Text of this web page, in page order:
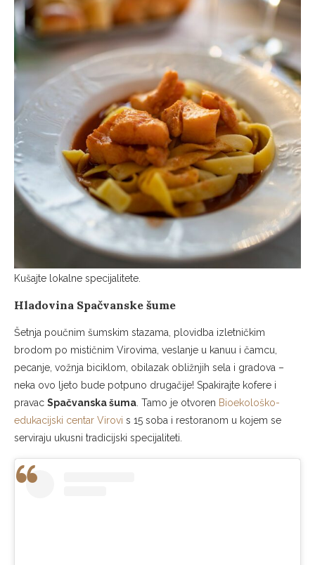
Kušajte lokalne specijalitete.
Hladovina Spačvanske šume
Šetnja poučnim šumskim stazama, plovidba izletničkim
brodom po mističnim Virovima, veslanje u kanuu i čamcu,
pecanje, vožnja biciklom, obilazak obližnjih sela i gradova –
neka ovo ljeto bude potpuno drugačije! Spakirajte kofere i
pravac Spačvanska šuma . Tamo je otvoren Bioekološko-
edukacijski centar Virovi s 15 soba i restoranom u kojem se
serviraju ukusni tradicijski specijaliteti.